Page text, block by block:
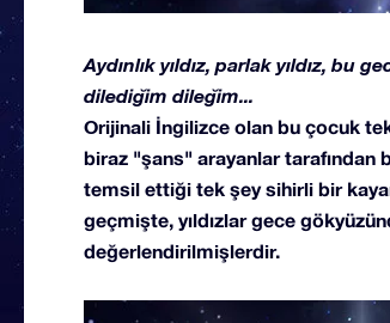
Aydınlık yıldız, parlak yıldız, bu
dilediğim dileğim...
Orijinali İngilizce olan bu çocuk
biraz "şans" arayanlar tarafından
temsil ettiği tek şey sihirli bir
geçmişte, yıldızlar gece
değerlendirilmişlerdir.